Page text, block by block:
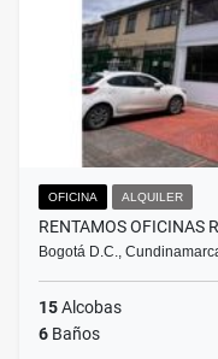
OFICINA ALQUILER
RENTAMOS OFICINAS
Bogotá D.C.,
15Alcobas
6 Baños